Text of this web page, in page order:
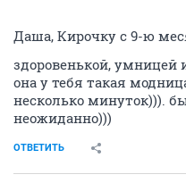
Даша, Кирочку с 9-ю
здоровенькой, умницей
она у тебя такая
несколько минуток))).
неожиданно)))
ОТВЕТИТЬ